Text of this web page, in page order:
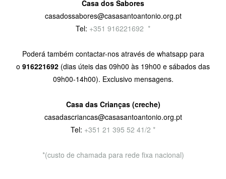
Casa dos Sabores
casadossabores@casasantoantonio.org.pt
Tel: +351 916221692 *
Poderá também contactar-nos através de whatsapp para
o 916221692 (dias úteis das 09h00 às 19h00 e sábados das
09h00-14h00). Exclusivo mensagens.
Casa das Crianças (creche)
casadascriancas@casasantoantonio.org.pt
Tel: +351 21 395 52 41/2 *
*(custo de chamada para rede fixa nacional)